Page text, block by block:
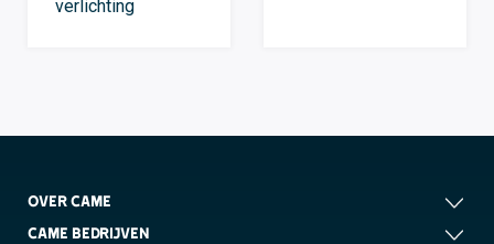
verlichting
OVER CAME
CAME BEDRIJVEN